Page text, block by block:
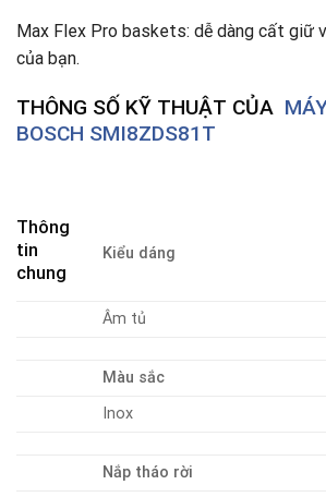
Max Flex Pro baskets: dễ dàng cất giữ
của bạn.
THÔNG SỐ KỸ THUẬT CỦA
BOSCH SMI8ZDS81T
Thông
tin
chung
Kiểu dáng
Âm tủ
Màu sắc
Inox
Nắp tháo rời